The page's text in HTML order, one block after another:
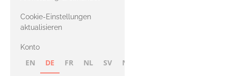
Cookie-Einstellungen
aktualisieren
Konto
EN DE FR NL SV NB